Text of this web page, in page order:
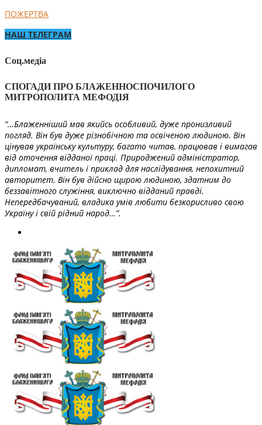
ПОЖЕРТВА
НАШ ТЕЛЕГРАМ
Соц.медіа
СПОГАДИ ПРО БЛАЖЕННОСПОЧИЛОГО
МИТРОПОЛИТА МЕФОДІЯ
“…Блаженніший мав якийсь особливий, дуже пронизливий
погляд. Він був дуже різнобічною та освіченою людиною. Він
цінував українську культуру, багато читав, працював і вимагав
від оточення відданої праці. Природжений адміністратор,
дипломат, вчитель і приклад для наслідування, непохитний
авторитет. Він був дійсно щирою людиною, здатним до
беззавітного служіння, виключно відданий правді.
Непередбачуваний, владика умів любити безкорисливо свою
Україну і свій рідний народ…”.